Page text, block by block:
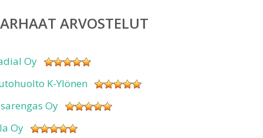
ARVOSTELUT
Oy
K-Ylönen
Oy
Oy